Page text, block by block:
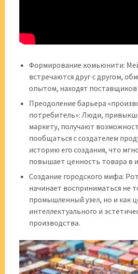
Формирование комьюнити:
встречаются друг с другом,
опытом, находят
Преодоление барьера
потребитель»: Люди,
маркету, получают
пообщаться с создателем
историю его создания, что
повышает ценность товара в
Создание городского мифа:
начинает восприниматься не
промышленный узел, но и как
интеллектуального и
производства.